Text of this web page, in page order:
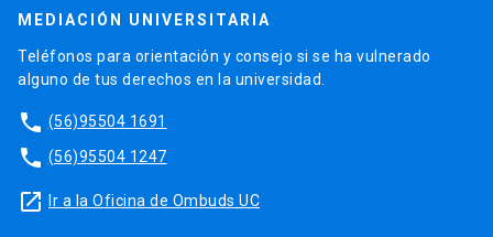
MEDIACIÓN UNIVERSITARIA
Teléfonos para orientación y consejo si se ha vulnerado
alguno de tus derechos en la universidad.
phone (56)95504 1691
phone (56)95504 1247
launch Ir a la Oficina de Ombuds UC